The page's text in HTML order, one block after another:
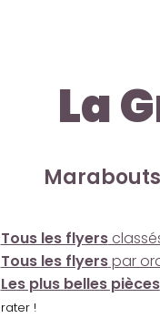
La
Tous les flyers
Tous les flyerspar
Les plus belles pièces
rater !